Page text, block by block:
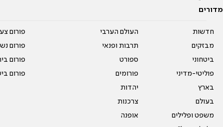
מדורים
חדשות
מבזקים
ביטחוני
פוליטי-מדיני
בארץ
בעולם
משפט ופלילים
העולם הערבי
תרבות ופנאי
ספורט
פורומים
יהדות
צרכנות
אופנה
פורום
פורום
פורום
פורום